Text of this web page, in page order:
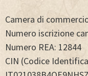
Camera di
Numero iscrizione
Numero REA: 12844
CIN (Codice